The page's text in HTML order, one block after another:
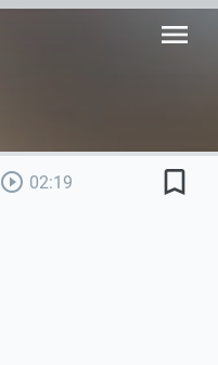
menu
play_circle_outline 02:19 bookmark_border